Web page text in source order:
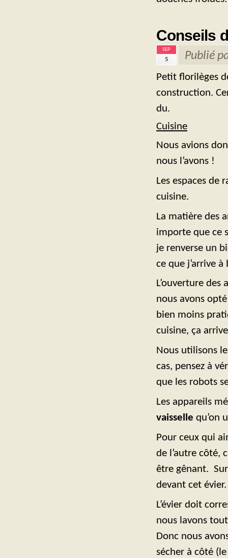
Conseils
SEP
5 Publié
Petit florilèges
construction.
du.
Cuisine
Nous avions
nous l’avons !
Les espaces de
cuisine.
La matière des
importe que ce
je renverse un
ce que j’arrive
L’ouverture
nous avons
bien moins
cuisine, ça
Nous utilisons
cas, pensez à
que les robots
Les appareils
vaisselle qu’on
Pour ceux qui
de l’autre côté,
être gênant.
devant cet évier.
L’évier doit
nous lavons
Donc nous
sécher à côté